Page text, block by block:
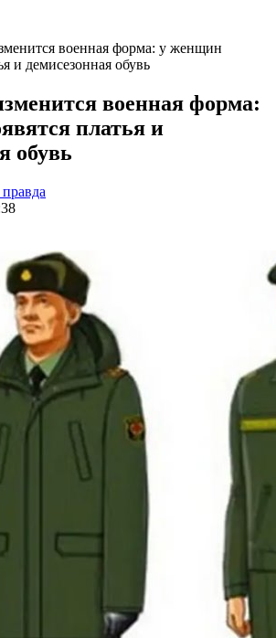
военная форма: у женщин
и демисезонная обувь
военная форма:
платья и
обувь